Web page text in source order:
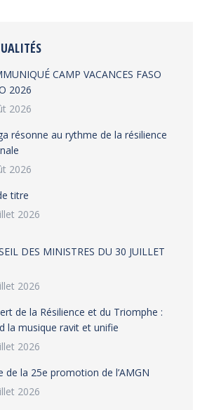
CAMP VACANCES FASO
2026
2026
résonne au rythme de la résilience
2026
titre
2026
DES MINISTRES DU 30 JUILLET
2026
de la Résilience et du Triomphe :
la musique ravit et unifie
2026
de la 25e promotion de l’AMGN
2026